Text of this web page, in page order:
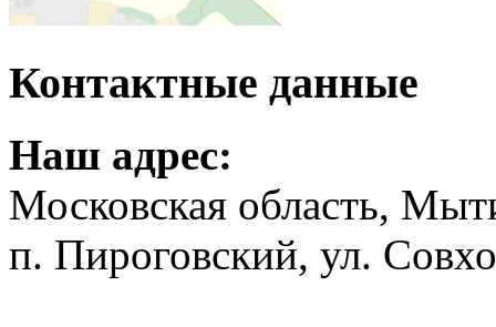
Контактные данные
Наш адрес:
Московская область,
п. Пироговский, ул.